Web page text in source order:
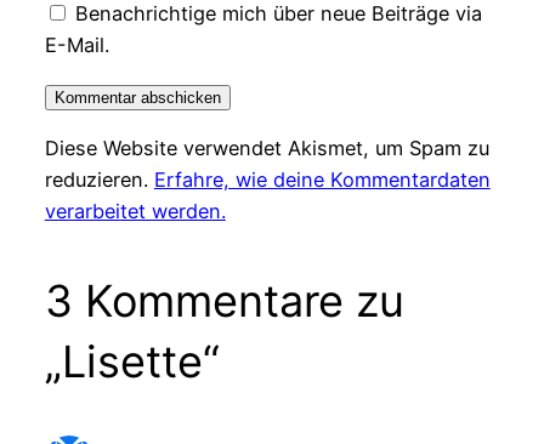
Benachrichtige mich über neue Beiträge via
E-Mail.
Diese Website verwendet Akismet, um Spam zu
reduzieren. Erfahre, wie deine Kommentardaten
verarbeitet werden.
3 Kommentare zu
„Lisette“